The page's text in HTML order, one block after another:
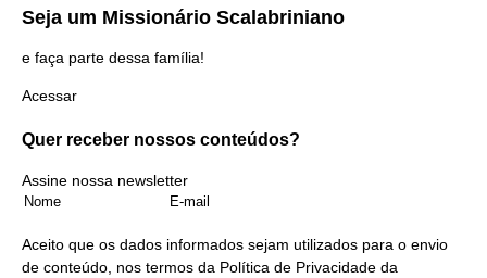
Seja um Missionário Scalabriniano
e faça parte dessa família!
Acessar
Quer receber nossos conteúdos?
Assine nossa newsletter
Aceito que os dados informados sejam utilizados para o envio
de conteúdo, nos termos da Política de Privacidade da